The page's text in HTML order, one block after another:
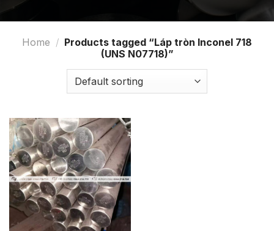
Home / Products tagged “Láp tròn Inconel 718
(UNS N07718)”